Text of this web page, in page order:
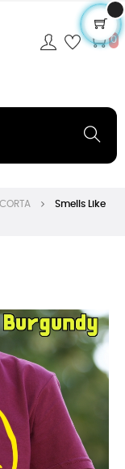
0
Smells Like